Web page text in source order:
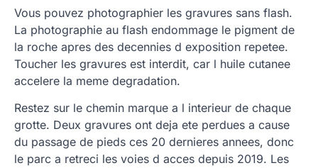
Vous pouvez photographier les gravures sans flash.
La photographie au flash endommage le pigment de
la roche apres des decennies d exposition repetee.
Toucher les gravures est interdit, car l huile cutanee
accelere la meme degradation.
Restez sur le chemin marque a l interieur de chaque
grotte. Deux gravures ont deja ete perdues a cause
du passage de pieds ces 20 dernieres annees, donc
le parc a retreci les voies d acces depuis 2019. Les